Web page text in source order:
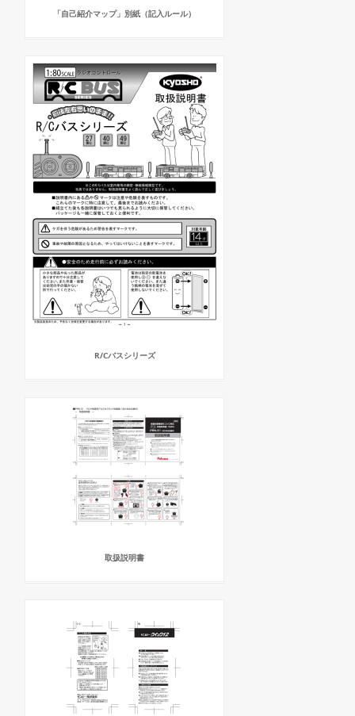
「自己紹介マップ」別紙（記入ルール）
R/Cバスシリーズ
取扱説明書